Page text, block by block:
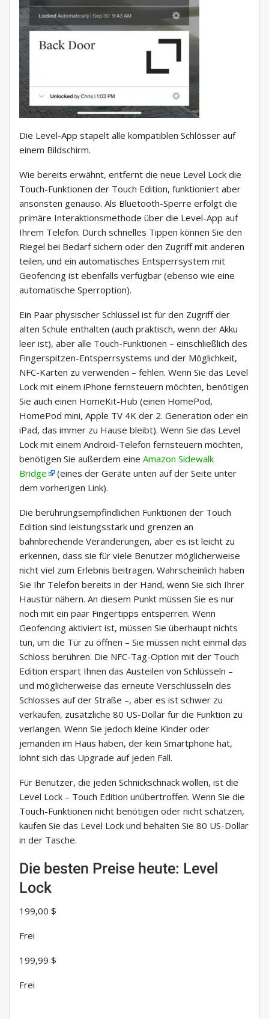
Die Level-App stapelt alle kompatiblen Schlösser auf
einem Bildschirm.
Wie bereits erwähnt, entfernt die neue Level Lock die
Touch-Funktionen der Touch Edition, funktioniert aber
ansonsten genauso. Als Bluetooth-Sperre erfolgt die
primäre Interaktionsmethode über die Level-App auf
Ihrem Telefon. Durch schnelles Tippen können Sie den
Riegel bei Bedarf sichern oder den Zugriff mit anderen
teilen, und ein automatisches Entsperrsystem mit
Geofencing ist ebenfalls verfügbar (ebenso wie eine
automatische Sperroption).
Ein Paar physischer Schlüssel ist für den Zugriff der
alten Schule enthalten (auch praktisch, wenn der Akku
leer ist), aber alle Touch-Funktionen – einschließlich des
Fingerspitzen-Entsperrsystems und der Möglichkeit,
NFC-Karten zu verwenden – fehlen. Wenn Sie das Level
Lock mit einem iPhone fernsteuern möchten, benötigen
Sie auch einen HomeKit-Hub (einen HomePod,
HomePod mini, Apple TV 4K der 2. Generation oder ein
iPad, das immer zu Hause bleibt). Wenn Sie das Level
Lock mit einem Android-Telefon fernsteuern möchten,
benötigen Sie außerdem eine Amazon Sidewalk
Bridge
(eines der Geräte unten auf der Seite unter
dem vorherigen Link).
Die berührungsempfindlichen Funktionen der Touch
Edition sind leistungsstark und grenzen an
bahnbrechende Veränderungen, aber es ist leicht zu
erkennen, dass sie für viele Benutzer möglicherweise
nicht viel zum Erlebnis beitragen. Wahrscheinlich haben
Sie Ihr Telefon bereits in der Hand, wenn Sie sich Ihrer
Haustür nähern. An diesem Punkt müssen Sie es nur
noch mit ein paar Fingertipps entsperren. Wenn
Geofencing aktiviert ist, müssen Sie überhaupt nichts
tun, um die Tür zu öffnen – Sie müssen nicht einmal das
Schloss berühren. Die NFC-Tag-Option mit der Touch
Edition erspart Ihnen das Austeilen von Schlüsseln –
und möglicherweise das erneute Verschlüsseln des
Schlosses auf der Straße –, aber es ist schwer zu
verkaufen, zusätzliche 80 US-Dollar für die Funktion zu
verlangen. Wenn Sie jedoch kleine Kinder oder
jemanden im Haus haben, der kein Smartphone hat,
lohnt sich das Upgrade auf jeden Fall.
Für Benutzer, die jeden Schnickschnack wollen, ist die
Level Lock – Touch Edition unübertroffen. Wenn Sie die
Touch-Funktionen nicht benötigen oder nicht schätzen,
kaufen Sie das Level Lock und behalten Sie 80 US-Dollar
in der Tasche.
Die besten Preise heute: Level
Lock
199,00 $
Frei
199,99 $
Frei